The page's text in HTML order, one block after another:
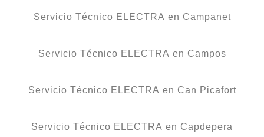
Servicio Técnico ELECTRA en Campanet
Servicio Técnico ELECTRA en Campos
Servicio Técnico ELECTRA en Can Picafort
Servicio Técnico ELECTRA en Capdepera